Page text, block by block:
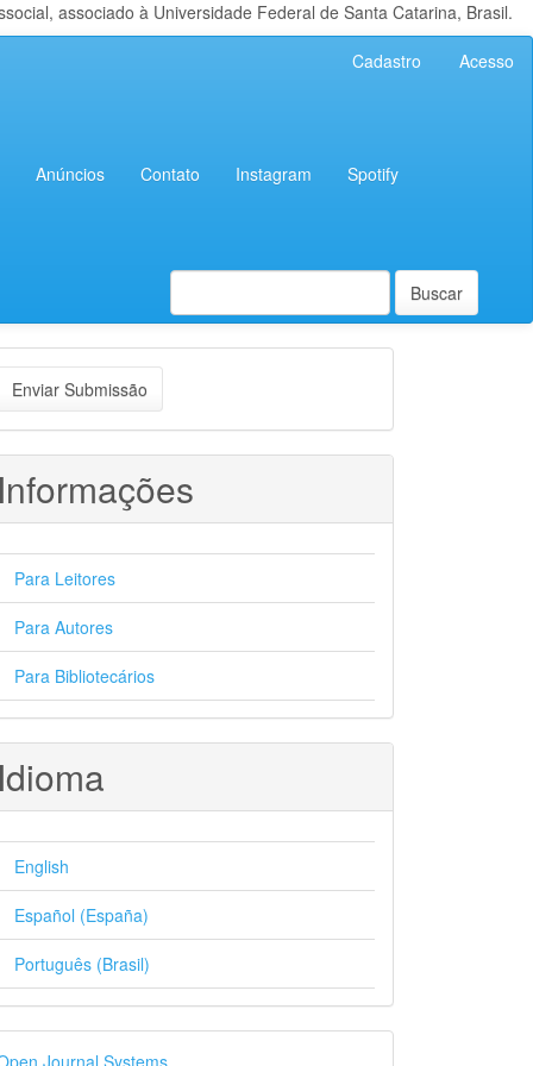
associado à Universidade Federal de Santa Catarina, Brasil.
Cadastro Acesso
Anúncios Contato Instagram Spotify
Buscar
Enviar Submissão
Para Leitores
Para Autores
Para Bibliotecários
English
Español (España)
Português (Brasil)
Journal Systems